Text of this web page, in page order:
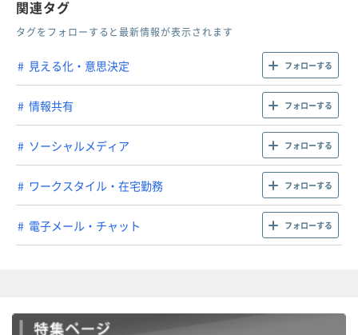
関連タグ
タグをフォローすると最新情報が表示されます
見える化・意思決定 フォローする
情報共有 フォローする
ソーシャルメディア フォローする
ワークスタイル・在宅勤務 フォローする
電子メール・チャット フォローする